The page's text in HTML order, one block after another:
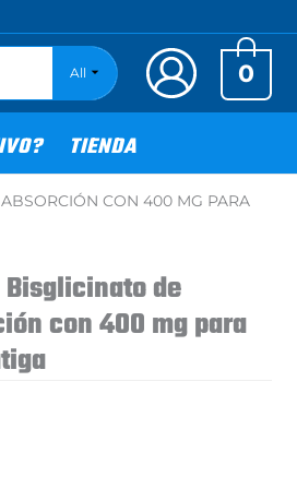
All 0
TIENDA
CON 400 MG PARA
de
con 400 mg para